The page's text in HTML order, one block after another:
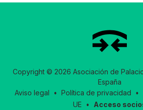
Copyright © 2026 Asociación de
España
Aviso legal • Política de privacidad •
UE • Acceso